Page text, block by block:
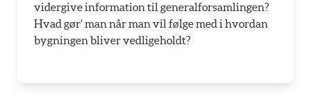
vidergive information til generalforsamlingen?
Hvad gør’ man når man vil følge med i hvordan
bygningen bliver vedligeholdt?